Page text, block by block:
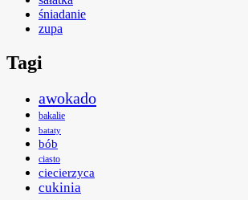
śniadanie
zupa
Tagi
awokado
bakalie
bataty
bób
ciasto
ciecierzyca
cukinia